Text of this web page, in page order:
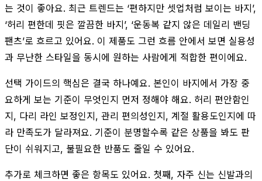
는 것이 좋아요. 최근 트렌드는 ‘편하지만 셋업처럼 보이는 바지’,
‘허리 편한데 핏은 깔끔한 바지’, ‘운동복 같지 않은 데일리 밴딩
팬츠’로 흐르고 있어요. 이 제품도 그런 흐름 안에서 보면 실용성
과 무난한 스타일을 동시에 원하는 사람에게 적합한 편이에요.
선택 가이드의 핵심은 결국 하나예요. 본인이 바지에서 가장 중
요하게 보는 기준이 무엇인지 먼저 정해야 해요. 허리 편안함인
지, 다리 라인 보정인지, 관리 편의성인지, 계절 활용도인지에 따
라 만족도가 달라져요. 기준이 분명할수록 같은 상품을 봐도 판
단이 쉬워지고, 불필요한 반품도 줄일 수 있어요.
추가로 체크하면 좋은 항목도 있어요. 첫째, 자주 신는 신발과의